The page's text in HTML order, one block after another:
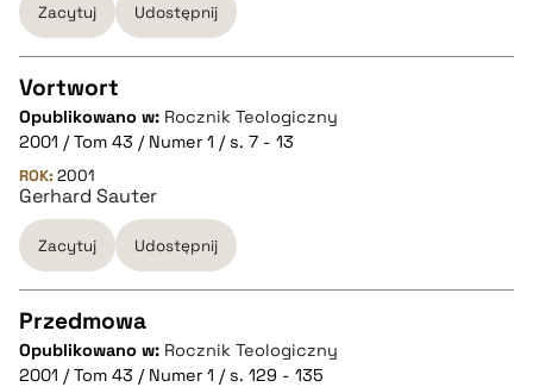
Zacytuj Udostępnij
CZYSTY TEKST
pobierz cytat
BIBTEX
pobierz cytat
Vortwort
Opublikowano w: Rocznik Teologiczny
2001 / Tom 43 / Numer 1 / s. 7 - 13
ROK: 2001
Gerhard Sauter
Zacytuj Udostępnij
CZYSTY TEKST
Przedmowa
Opublikowano w: Rocznik Teologiczny
2001 / Tom 43 / Numer 1 / s. 129 - 135